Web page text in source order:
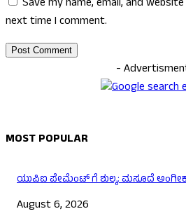
next time I comment.
-
MOST POPULAR
ಯುಪಿಐ ಪೇಮೆಂಟ್ ಗೆ ಶುಲ್ಕ: ಮಸೂದೆ
August 6, 2026